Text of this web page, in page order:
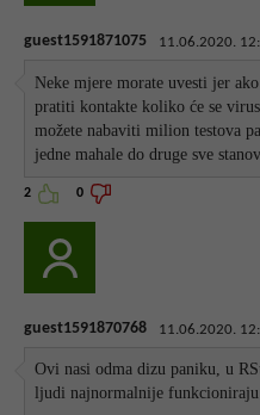
guest1591871075 11.06.2020.
Neke mjere morate uvesti jer
pratiti kontakte koliko će se
možete nabaviti milion testova
jedne mahale do druge sve
2 0
guest1591870768 11.06.2020.
Ovi nasi odma dizu paniku, u
ljudi najnormalnije funkcioniraju